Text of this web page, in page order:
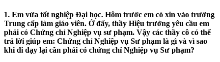
1. Em vừa tốt nghiệp Đại học. Hôm trước em có xin vào trường
Trung cấp làm giáo viên. Ở đấy, thầy Hiệu trưởng yêu cầu em
phải có Chứng chỉ Nghiệp vụ sư phạm. Vậy các thầy cô có thể
trả lời giúp em: Chứng chỉ Nghiệp vụ Sư phạm là gì và vì sao
khi đi dạy lại cần phải có chứng chỉ Nghiệp vụ Sư phạm?